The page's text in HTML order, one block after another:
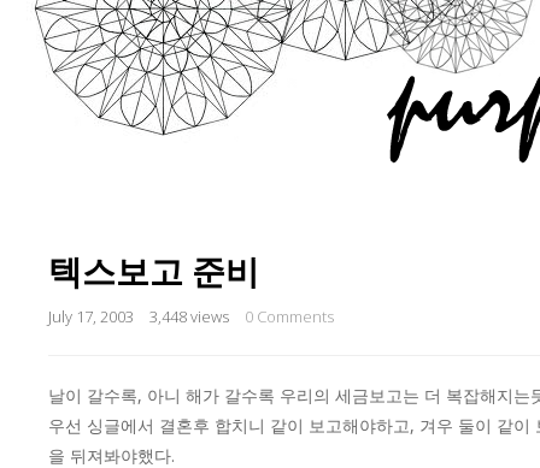
텍스보고 준비
July 17, 2003 3,448 views 0 Comments
날이 갈수록, 아니 해가 갈수록 우리의 세금보고는 더 복잡해지는
우선 싱글에서 결혼후 합치니 같이 보고해야하고, 겨우 둘이 같
을 뒤져봐야했다.